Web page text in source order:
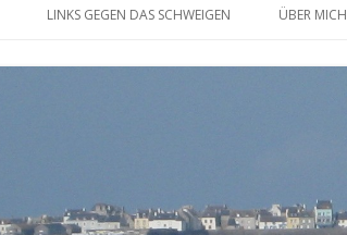
zum
LINKS GEGEN DAS SCHWEIGEN ÜBER MICH